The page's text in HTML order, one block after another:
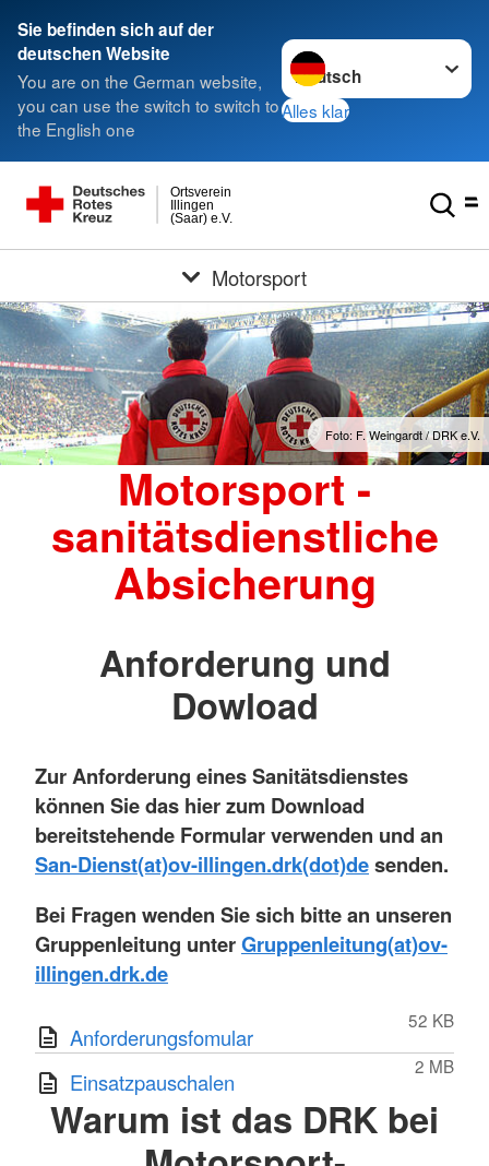
Sie befinden sich auf der
deutschen Website
You are on the German website,
you can use the switch to switch to
the English one
Sprache wechseln zu
Alles klar
(Saar) e.V.
Illingen
Ortsverein
Motorsport
Foto: F. Weingardt / DRK e.V.
Motorsport -
sanitätsdienstliche
Absicherung
Anforderung und
Dowload
Zur Anforderung eines Sanitätsdienstes
können Sie das hier zum Download
bereitstehende Formular verwenden und an
San-Dienst(at)ov-illingen.drk(dot)desenden.
Bei Fragen wenden Sie sich bitte an unseren
Gruppenleitung unterGruppenleitung(at)ov-
illingen.drk.de
Anforderungsfomular
52 KB
Einsatzpauschalen
2 MB
Warum ist das DRK bei